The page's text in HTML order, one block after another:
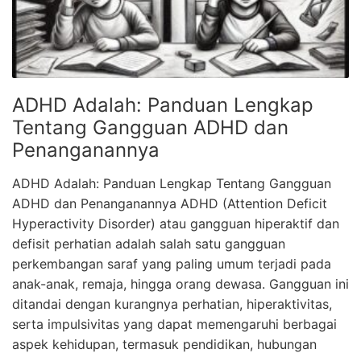
ADHD Adalah: Panduan Lengkap
Tentang Gangguan ADHD dan
Penanganannya
ADHD Adalah: Panduan Lengkap Tentang Gangguan
ADHD dan Penanganannya ADHD (Attention Deficit
Hyperactivity Disorder) atau gangguan hiperaktif dan
defisit perhatian adalah salah satu gangguan
perkembangan saraf yang paling umum terjadi pada
anak-anak, remaja, hingga orang dewasa. Gangguan ini
ditandai dengan kurangnya perhatian, hiperaktivitas,
serta impulsivitas yang dapat memengaruhi berbagai
aspek kehidupan, termasuk pendidikan, hubungan